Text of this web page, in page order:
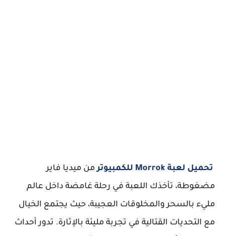
تحميل لعبة Morrok للكمبيوتر
من ميديا فاير
مضغوطة، تأخذك اللعبة في رحلة غامضة داخل عالم
مليء بالسحر والمخلوقات العجيبة، حيث يجتمع الخيال
مع التحديات القتالية في تجربة مليئة بالإثارة. تدور أحداث